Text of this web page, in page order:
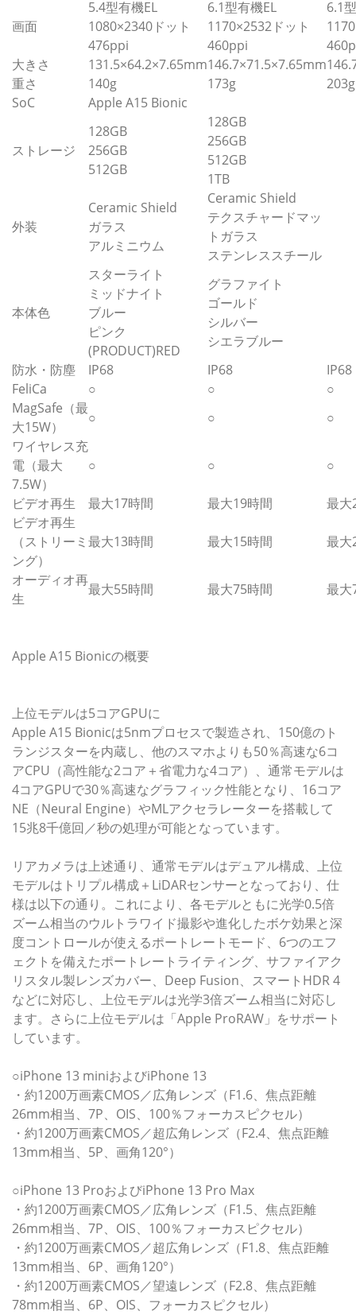
画面
5.4型有機EL
1080×2340ドット
476ppi
6.1型有機EL
1170×2532ドット
460ppi
6.1
大きさ
131.5×64.2×7.65mm146.7×71.5×7.65mm
重さ
140g 173g
203g
SoC
Apple A15 Bionic
ストレージ
128GB
256GB
512GB
128GB
256GB
512GB
1TB
外装
Ceramic Shield
ガラス
アルミニウム
Ceramic Shield
テクスチャードマッ
トガラス
ステンレススチール
本体色
スターライト
ミッドナイト
ブルー
ピンク
(PRODUCT)RED
グラファイト
ゴールド
シルバー
シエラブルー
防水・防塵
IP68 IP68
IP68
FeliCa
○ ○
○
MagSafe（最
大15W）
○ ○
○
ワイヤレス充
電（最大
7.5W）
○ ○ ○
ビデオ再生 最大17時間 最大19時間
最大
ビデオ再生
（ストリーミ
ング）
最大13時間 最大15時間 最大
オーディオ再
生
最大55時間 最大75時間 最大
Apple A15 Bionicの概要
上位モデルは5コアGPUに
Apple A15 Bionicは5nmプロセスで製造され、150億のト
ランジスターを内蔵し、他のスマホよりも50％高速な6コ
アCPU（高性能な2コア＋省電力な4コア）、通常モデルは
4コアGPUで30％高速なグラフィック性能となり、16コア
NE（Neural Engine）やMLアクセラレーターを搭載して
15兆8千億回／秒の処理が可能となっています。
リアカメラは上述通り、通常モデルはデュアル構成、上位
モデルはトリプル構成＋LiDARセンサーとなっており、仕
様は以下の通り。これにより、各モデルともに光学0.5倍
ズーム相当のウルトラワイド撮影や進化したボケ効果と深
度コントロールが使えるポートレートモード、6つのエフ
ェクトを備えたポートレートライティング、サファイアク
リスタル製レンズカバー、Deep Fusion、スマートHDR 4
などに対応し、上位モデルは光学3倍ズーム相当に対応し
ます。さらに上位モデルは「Apple ProRAW」をサポート
しています。
○iPhone 13 miniおよびiPhone 13
・約1200万画素CMOS／広角レンズ（F1.6、焦点距離
26mm相当、7P、OIS、100％フォーカスピクセル）
・約1200万画素CMOS／超広角レンズ（F2.4、焦点距離
13mm相当、5P、画角120°）
○iPhone 13 ProおよびiPhone 13 Pro Max
・約1200万画素CMOS／広角レンズ（F1.5、焦点距離
26mm相当、7P、OIS、100％フォーカスピクセル）
・約1200万画素CMOS／超広角レンズ（F1.8、焦点距離
13mm相当、6P、画角120°）
・約1200万画素CMOS／望遠レンズ（F2.8、焦点距離
78mm相当、6P、OIS、フォーカスピクセル）